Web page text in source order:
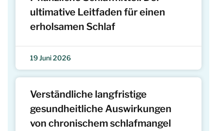
ultimative Leitfaden für einen
erholsamen Schlaf
19 Juni 2026
Verständliche langfristige
gesundheitliche Auswirkungen
von chronischem schlafmangel